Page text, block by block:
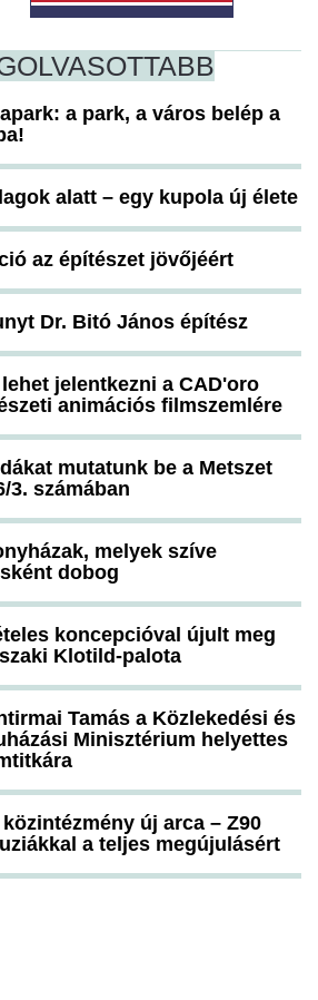
a park, a város belép a
alatt – egy kupola új élete
az építészet jövőjéért
Dr. Bitó János építész
lehet jelentkezni a CAD'oro
animációs filmszemlére
mutatunk be a Metszet
3. számában
melyek szíve
dobog
koncepcióval újult meg
Klotild-palota
Tamás a Közlekedési és
Minisztérium helyettes
új arca – Z90
a teljes megújulásért